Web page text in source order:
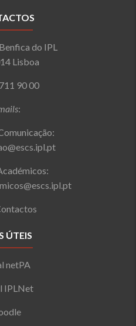
do IPL
Lisboa
90 00
:
ÚTEIS
netPA
IPLNet